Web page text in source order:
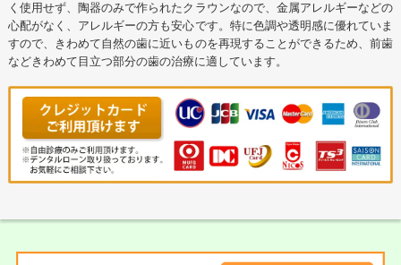
く使用せず、陶器のみで作られたクラウンなので、金属アレルギーなどの
心配がなく、アレルギーの方も安心です。特に色調や透明感に優れていま
すので、きわめて自然の歯に近いものを再現することができるため、前歯
などきわめて目立つ部分の歯の治療に適しています。